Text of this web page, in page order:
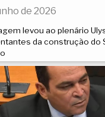
de 2026
levou ao plenário
da construção do